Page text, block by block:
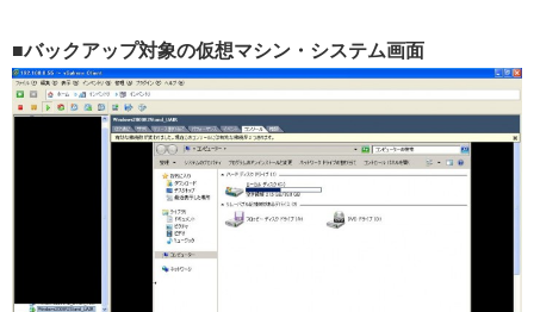
■バックアップ対象の仮想マシン・システム画面